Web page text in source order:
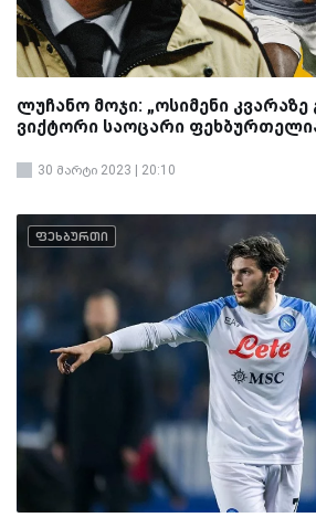
ლუჩანო მოჯი: „ოსიმენი კვარაზე
ვიქტორი საოცარი
30 მარტი 2023 | 20:10
ფეხბურთი